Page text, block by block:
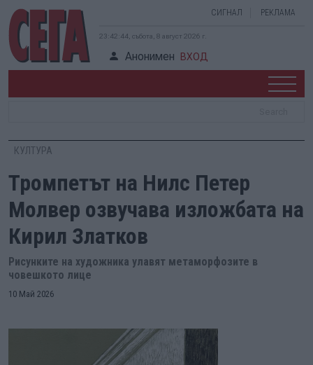
СИГНАЛ РЕКЛАМА
23:42:45, събота, 8 август 2026 г.
Анонимен ВХОД
КУЛТУРА
Тромпетът на Нилс Петер
Молвер озвучава изложбата на
Кирил Златков
Рисунките на художника улавят метаморфозите в
човешкото лице
10 Май 2026